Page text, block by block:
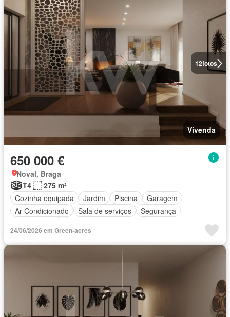
12fotos
Vivenda
650 000 €
Noval, Braga
T4
275 m²
Cozinha equipada
Jardim Piscina
Garagem
Ar Condicionado
Sala de serviços
Segurança
24/06/2026 em Green-acres